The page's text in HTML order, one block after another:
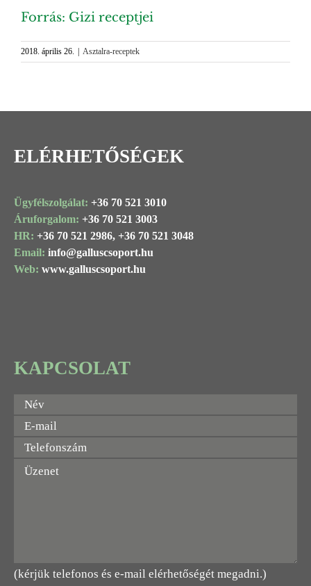
Forrás: Gizi receptjei
2018. április 26. Asztalra-receptek
ELÉRHETŐSÉGEK
Ügyfélszolgálat: +36 70 521 3010
Áruforgalom: +36 70 521 3003
HR: +36 70 521 2986, +36 70 521 3048
Email: info@galluscsoport.hu
Web: www.galluscsoport.hu
KAPCSOLAT
(kérjük telefonos és e-mail elérhetőségét megadni.)